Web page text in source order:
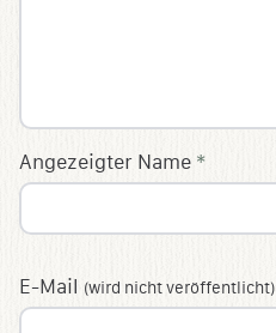
Angezeigter Name *
E-Mail (wird nicht veröffentlicht)